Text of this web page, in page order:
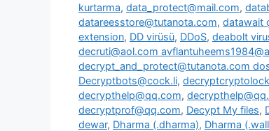
kurtarma, data_protect@mail.com,
datareesstore@tutanota.com, datawait
extension, DD virüsü, DDoS, deabolt
decruti@aol.com
decrypt_and_protect@tutanota.com
Decryptbots@cock.li,
decrypthelp@qq.com,
decryptprof@qq.com, Decypt My files,
dewar, Dharma (.dharma), Dharma